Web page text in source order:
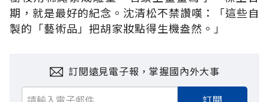
期，就是最好的紀念。沈清松不禁讚嘆：「這些自
製的「藝術品」把胡家妝點得生機盎然。」
訂閱遠見電子報，掌握國內外大事